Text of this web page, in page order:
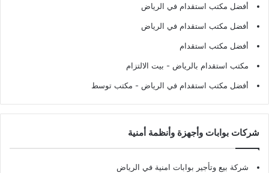
أفضل مكتب استقدام في الرياض
أفضل مكتب استقدام في الرياض
أفضل مكتب استقدام
مكتب استقدام بالرياض - بيت الالتزام
أفضل مكتب استقدام في الرياض - مكتب توسط
شركات بوابات وأجهزة وأنظمة أمنية
شركة بيع وتأجير بوابات امنية في الرياض